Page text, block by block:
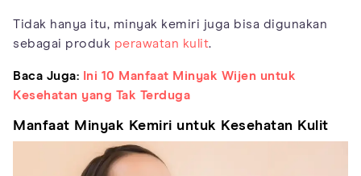
Tidak hanya itu, minyak kemiri juga bisa digunakan
sebagai produk perawatan kulit.
Baca Juga:
Ini 10 Manfaat Minyak Wijen untuk
Kesehatan yang Tak Terduga
Manfaat Minyak Kemiri untuk Kesehatan Kulit